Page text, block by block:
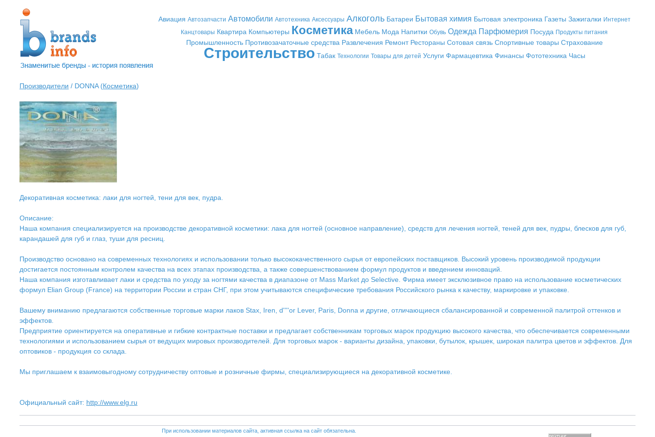
Авиация Автозапчасти Автомобили Автотехника Аксессуары Алкоголь Батареи Бытовая химия Бытовая электроника Газеты Зажигалки Интернет
Канцтовары Квартира Компьютеры Косметика Мебель Мода Напитки Обувь Одежда Парфюмерия Посуда Продукты питания
Промышленность Противозачаточные средства Развлечения Ремонт Рестораны Сотовая связь Спортивные товары Страхование
Строительство Табак Технологии Товары для детей Услуги Фармацевтика Финансы Фототехника Часы
Производители / DONNA (Косметика)
Декоративная косметика: лаки для ногтей, тени для век, пудра.
Описание:
Наша компания специализируется на производстве декоративной косметики: лака для ногтей (основное направление), средств для лечения ногтей, теней для век, пудры, блесков для губ,
карандашей для губ и глаз, туши для ресниц.
Производство основано на современных технологиях и использовании только высококачественного сырья от европейских поставщиков. Высокий уровень производимой продукции
достигается постоянным контролем качества на всех этапах производства, а также совершенствованием формул продуктов и введением инноваций.
Наша компания изготавливает лаки и средства по уходу за ногтями качества в диапазоне от Mass Market до Selective. Фирма имеет эксклюзивное право на использование косметических
формул Elian Group (France) на территории России и стран СНГ, при этом учитываются специфические требования Российского рынка к качеству, маркировке и упаковке.
Вашему вниманию предлагаются собственные торговые марки лаков Stax, Iren, d''''or Lever, Paris, Donna и другие, отличающиеся сбалансированной и современной палитрой оттенков и
эффектов.
Предприятие ориентируется на оперативные и гибкие контрактные поставки и предлагает собственникам торговых марок продукцию высокого качества, что обеспечивается современными
технологиями и использованием сырья от ведущих мировых производителей. Для торговых марок - варианты дизайна, упаковки, бутылок, крышек, широкая палитра цветов и эффектов. Для
оптовиков - продукция со склада.
Мы приглашаем к взаимовыгодному сотрудничеству оптовые и розничные фирмы, специализирующиеся на декоративной косметике.
Официальный сайт: http://www.elg.ru
При использовании материалов сайта, активная ссылка на сайт обязательна.